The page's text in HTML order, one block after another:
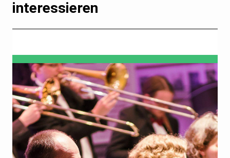
interessieren